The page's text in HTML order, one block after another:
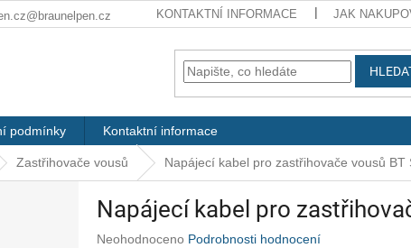
KONTAKTNÍ INFORMACE JAK
podmínky Kontaktní informace
Zastřihovače vousů Napájecí kabel pro zastřihovače vousů BT
Napájecí kabel pro
Průměrné
Neohodnoceno Podrobnosti hodnocení